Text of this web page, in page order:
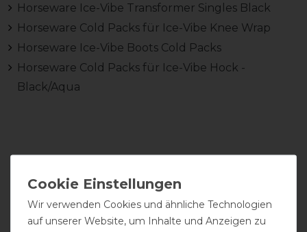
Horseware Ice-Vibe Transformer Singles Black
Horseware Cold Packs für Ice-Vibe Knee Wrap
Horseware Ice-Vibe Boots Cold Packs
Horseware Cold Packs für Ice-Vibe Hock -
Black/Aqua
Wir verwenden Cookies und ähnliche Technologien
auf unserer Website, um Inhalte und Anzeigen zu